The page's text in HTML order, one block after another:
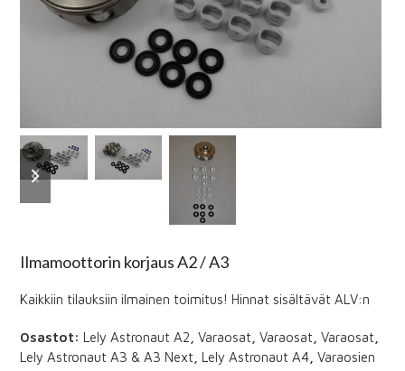
previous
slide
next
slide
Ilmamoottorin korjaus A2 / A3
Kaikkiin tilauksiin ilmainen toimitus! Hinnat sisältävät ALV:n
Osastot:Lely Astronaut A2 ,Varaosat ,Varaosat ,Varaosat
Lely Astronaut A3 & A3 Next ,Lely Astronaut A4 ,Varaosien